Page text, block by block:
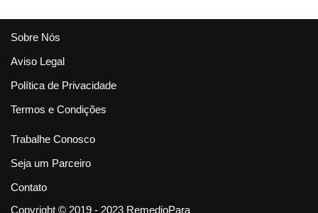
Sobre Nós
Aviso Legal
Política de Privacidade
Termos e Condições
Trabalhe Conosco
Seja um Parceiro
Contato
Copyright © 2019 - 2023 RemedioPara